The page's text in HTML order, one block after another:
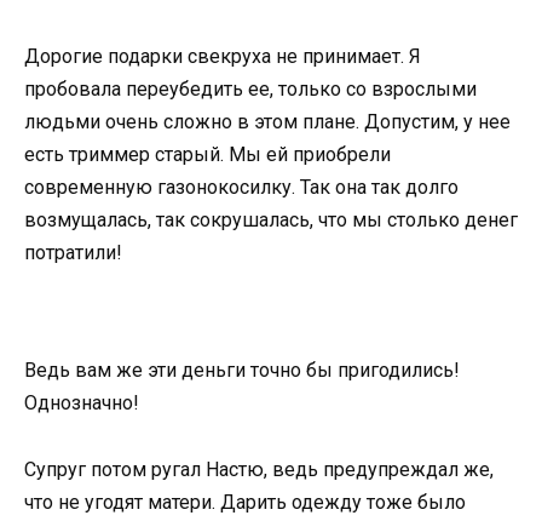
Дорогие подарки свекруха не принимает. Я
пробовала переубедить ее, только со взрослыми
людьми очень сложно в этом плане. Допустим, у нее
есть триммер старый. Мы ей приобрели
современную газонокосилку. Так она так долго
возмущалась, так сокрушалась, что мы столько денег
потратили!
Ведь вам же эти деньги точно бы пригодились!
Однозначно!
Супруг потом ругал Настю, ведь предупреждал же,
что не угодят матери. Дарить одежду тоже было